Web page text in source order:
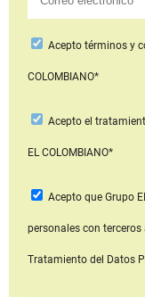
Aceptotérminos y
COLOMBIANO*
Acepto el
EL COLOMBIANO*
Acepto que Grupo
personales con
Tratamiento del Datos